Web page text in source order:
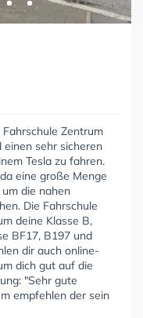
Zentrum
sehr sicheren
Tesla zu fahren.
eine große Menge
die nahen
Die Fahrschule
deine Klasse B,
BF17, B197 und
dir auch online-
dich gut auf die
"Sehr gute
empfehlen der sein